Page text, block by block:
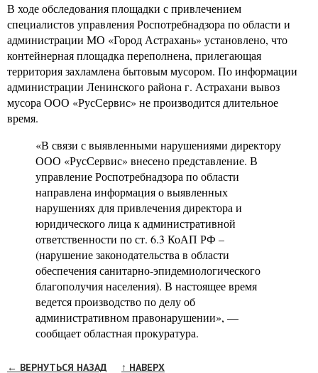
В ходе обследования площадки с привлечением
специалистов управления Роспотребнадзора по области и
администрации МО «Город Астрахань» установлено, что
контейнерная площадка переполнена, прилегающая
территория захламлена бытовым мусором. По информации
администрации Ленинского района г. Астрахани вывоз
мусора ООО «РусСервис» не производится длительное
время.
«В связи с выявленными нарушениями директору
ООО «РусСервис» внесено представление. В
управление Роспотребнадзора по области
направлена информация о выявленных
нарушениях для привлечения директора и
юридического лица к административной
ответственности по ст. 6.3 КоАП РФ –
(нарушение законодательства в области
обеспечения санитарно-эпидемиологического
благополучия населения). В настоящее время
ведется производство по делу об
административном правонарушении», —
сообщает областная прокуратура.
← ВЕРНУТЬСЯ НАЗАД ↑ НАВЕРХ